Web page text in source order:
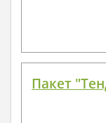
Пакет